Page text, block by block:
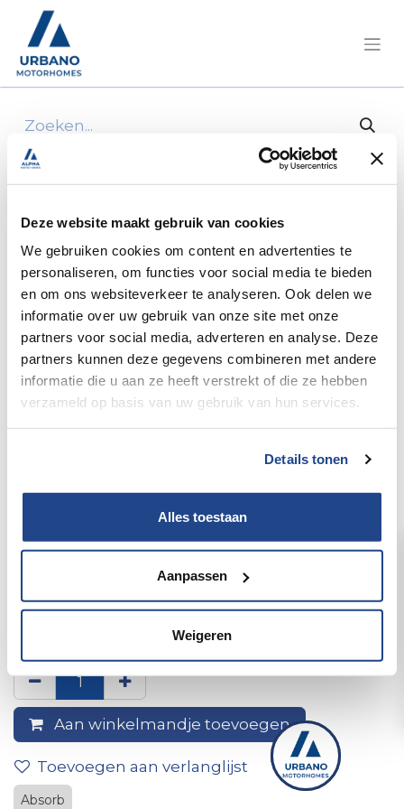
Deze website maakt gebruik van cookies
We gebruiken cookies om content en advertenties te
personaliseren, om functies voor social media te bieden
en om ons websiteverkeer te analyseren. Ook delen we
informatie over uw gebruik van onze site met onze
partners voor social media, adverteren en analyse. Deze
partners kunnen deze gegevens combineren met andere
informatie die u aan ze heeft verstrekt of die ze hebben
verzameld op basis van uw gebruik van hun services.
Details tonen
Alles toestaan
Aanpassen
Weigeren
Alle producten
Absorb mat z/b op rol 45x150 cm cirrus +
Absorb mat z/b op rol 45x150
cm cirrus +
Aan winkelmandje toevoegen
Toevoegen aan verlanglijst
Absorb